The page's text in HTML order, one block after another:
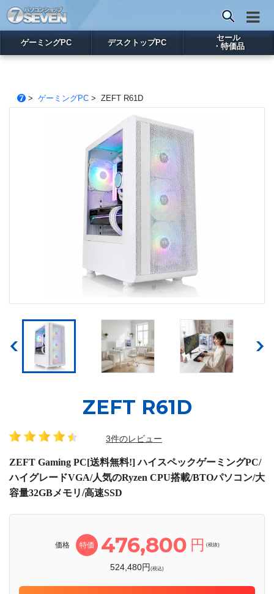
ゲーミングPC デスクトップPC
セール
・特価品
> ゲーミングPC> ZEFT R61D
ZEFT R61D
3件のレビュー
ZEFT Gaming PC[送料無料!] ハイスペックゲーミングPC/
ハイグレードVGA/人気のRyzen CPU搭載/BTOパソコン/大
容量32GBメモリ/高速SSD
価格 特価 476,800 円 (税抜)
524,480円(税込)